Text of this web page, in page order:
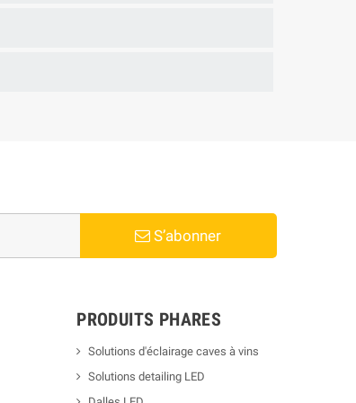
S’abonner
PRODUITS PHARES
Solutions d'éclairage caves à vins
Solutions detailing LED